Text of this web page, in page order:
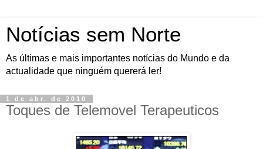
Notícias sem Norte
As últimas e mais importantes notícias do Mundo e da
actualidade que ninguém quererá ler!
1 de abr. de 2010
Toques de Telemovel Terapeuticos